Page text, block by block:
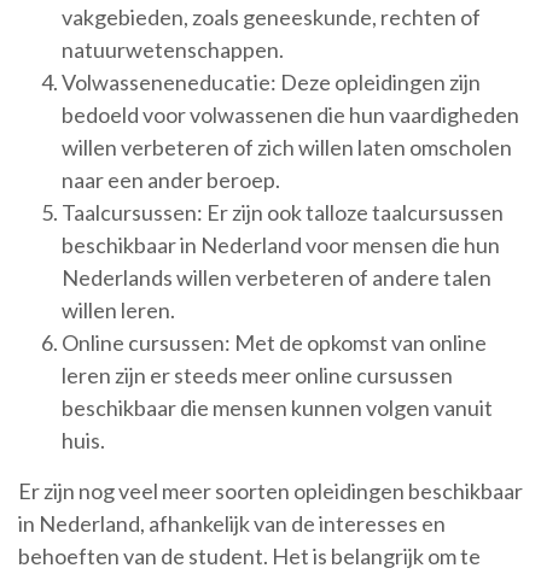
vakgebieden, zoals geneeskunde, rechten of
natuurwetenschappen.
Volwasseneneducatie: Deze opleidingen zijn
bedoeld voor volwassenen die hun vaardigheden
willen verbeteren of zich willen laten omscholen
naar een ander beroep.
Taalcursussen: Er zijn ook talloze taalcursussen
beschikbaar in Nederland voor mensen die hun
Nederlands willen verbeteren of andere talen
willen leren.
Online cursussen: Met de opkomst van online
leren zijn er steeds meer online cursussen
beschikbaar die mensen kunnen volgen vanuit
huis.
Er zijn nog veel meer soorten opleidingen beschikbaar
in Nederland, afhankelijk van de interesses en
behoeften van de student. Het is belangrijk om te